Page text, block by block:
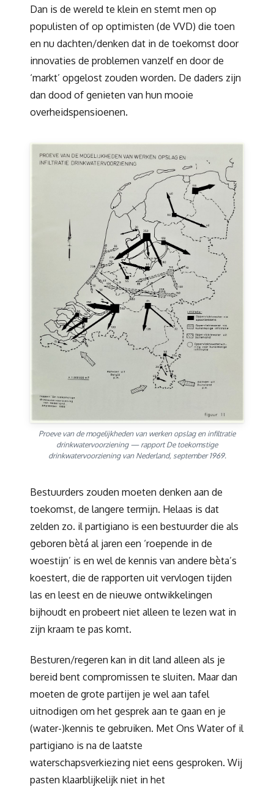
Dan is de wereld te klein en stemt men op
populisten of op optimisten (de VVD) die toen
en nu dachten/denken dat in de toekomst door
innovaties de problemen vanzelf en door de
‘markt’ opgelost zouden worden. De daders zijn
dan dood of genieten van hun mooie
overheidspensioenen.
Proeve van de mogelijkheden van werken opslag en infiltratie
drinkwatervoorziening — rapport De toekomstige
drinkwatervoorziening van Nederland, september 1969.
Bestuurders zouden moeten denken aan de
toekomst, de langere termijn. Helaas is dat
zelden zo. il partigiano is een bestuurder die als
geboren bètá al jaren een ‘roepende in de
woestijn’ is en wel de kennis van andere bèta’s
koestert, die de rapporten uit vervlogen tijden
las en leest en de nieuwe ontwikkelingen
bijhoudt en probeert niet alleen te lezen wat in
zijn kraam te pas komt.
Besturen/regeren kan in dit land alleen als je
bereid bent compromissen te sluiten. Maar dan
moeten de grote partijen je wel aan tafel
uitnodigen om het gesprek aan te gaan en je
(water-)kennis te gebruiken. Met Ons Water of il
partigiano is na de laatste
waterschapsverkiezing niet eens gesproken. Wij
pasten klaarblijkelijk niet in het